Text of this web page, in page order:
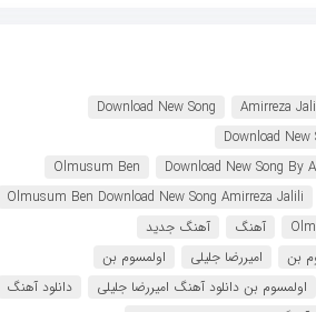
Amirreza
Download New Song
Download
Download New Song By
Olmusum Ben
Olmusum Ben Download New Song Amirreza Jalili
آهنگ
آهنگ جدید
بن
امیررضا جلیلی
اولمسوم بن
اولمسوم بن دانلود آهنگ امیررضا جلیلی
دانلود آهنگ